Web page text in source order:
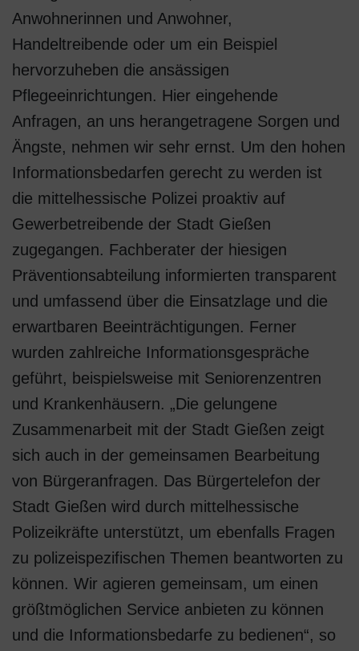
Anwohnerinnen und Anwohner,
Handeltreibende oder um ein Beispiel
hervorzuheben die ansässigen
Pflegeeinrichtungen. Hier eingehende
Anfragen, an uns herangetragene Sorgen und
Ängste, nehmen wir sehr ernst. Um den hohen
Informationsbedarfen gerecht zu werden ist
die mittelhessische Polizei proaktiv auf
Gewerbetreibende der Stadt Gießen
zugegangen. Fachberater der hiesigen
Präventionsabteilung informierten transparent
und umfassend über die Einsatzlage und die
erwartbaren Beeinträchtigungen. Ferner
wurden zahlreiche Informationsgespräche
geführt, beispielsweise mit Seniorenzentren
und Krankenhäusern. „Die gelungene
Zusammenarbeit mit der Stadt Gießen zeigt
sich auch in der gemeinsamen Bearbeitung
von Bürgeranfragen. Das Bürgertelefon der
Stadt Gießen wird durch mittelhessische
Polizeikräfte unterstützt, um ebenfalls Fragen
zu polizeispezifischen Themen beantworten zu
können. Wir agieren gemeinsam, um einen
größtmöglichen Service anbieten zu können
und die Informationsbedarfe zu bedienen“, so